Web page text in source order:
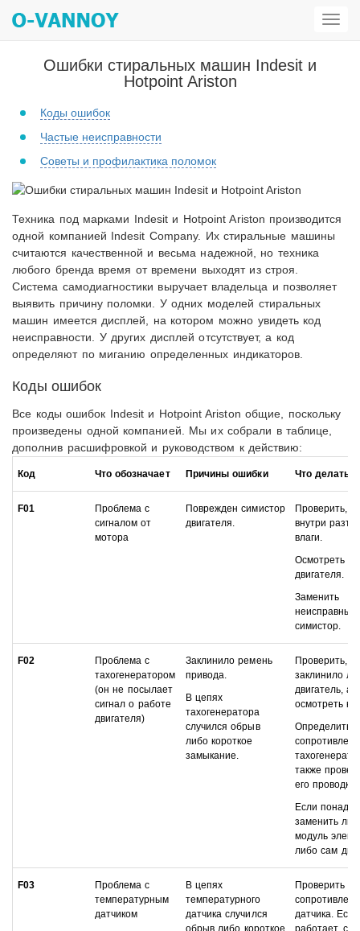
Ошибки стиральных машин Indesit и
Hotpoint Ariston
Коды ошибок
Частые неисправности
Советы и профилактика поломок
Техника под марками Indesit и Hotpoint Ariston производится
одной компанией Indesit Company. Их стиральные машины
считаются качественной и весьма надежной, но техника
любого бренда время от времени выходят из строя.
Система самодиагностики выручает владельца и позволяет
выявить причину поломки. У одних моделей стиральных
машин имеется дисплей, на котором можно увидеть код
неисправности. У других дисплей отсутствует, а код
определяют по миганию определенных индикаторов.
Коды ошибок
Все коды ошибок Indesit и Hotpoint Ariston общие, поскольку
произведены одной компанией. Мы их собрали в таблице,
дополнив расшифровкой и руководством к действию:
Код Что обозначает Причины ошибки Что делать
F01
Проблема с
сигналом от
мотора
Поврежден симистор
двигателя.
Проверить,
внутри
влаги.
Осмотреть
двигателя.
Заменить
неисправный
симистор.
F02
Проблема с
тахогенератором
(он не посылает
сигнал о работе
двигателя)
Заклинило ремень
привода.
В цепях
тахогенератора
случился обрыв
либо короткое
замыкание.
Проверить,
заклинило ли
двигатель, а
осмотреть
Определить
также
его проводки.
Если
заменить
модуль
либо сам
F03
Проблема с
температурным
датчиком
В цепях
температурного
датчика случился
обрыв либо короткое
Проверить
датчика.
работает,